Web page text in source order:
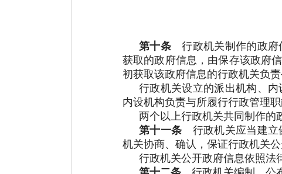
第十条 行政机关制作的政府
获取的政府信息，由保存该政府
初获取该政府信息的行政机关负
行政机关设立的派出机构、
内设机构负责与所履行行政管理
两个以上行政机关共同制作的
第十一条 行政机关应当建立
机关协商、确认，保证行政机关
行政机关公开政府信息依照法